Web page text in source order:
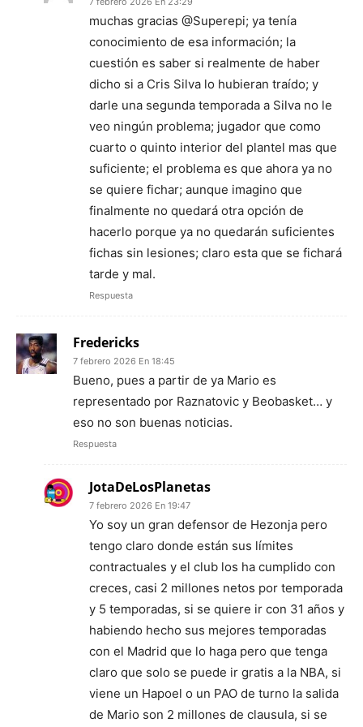
muchas gracias @Superepi; ya tenía
conocimiento de esa información; la
cuestión es saber si realmente de haber
dicho si a Cris Silva lo hubieran traído; y
darle una segunda temporada a Silva no le
veo ningún problema; jugador que como
cuarto o quinto interior del plantel mas que
suficiente; el problema es que ahora ya no
se quiere fichar; aunque imagino que
finalmente no quedará otra opción de
hacerlo porque ya no quedarán suficientes
fichas sin lesiones; claro esta que se fichará
tarde y mal.
Respuesta
Fredericks
7 febrero 2026 En 18:45
Bueno, pues a partir de ya Mario es
representado por Raznatovic y Beobasket… y
eso no son buenas noticias.
Respuesta
JotaDeLosPlanetas
7 febrero 2026 En 19:47
Yo soy un gran defensor de Hezonja pero
tengo claro donde están sus límites
contractuales y el club los ha cumplido con
creces, casi 2 millones netos por temporada
y 5 temporadas, si se quiere ir con 31 años y
habiendo hecho sus mejores temporadas
con el Madrid que lo haga pero que tenga
claro que solo se puede ir gratis a la NBA, si
viene un Hapoel o un PAO de turno la salida
de Mario son 2 millones de clausula, si se